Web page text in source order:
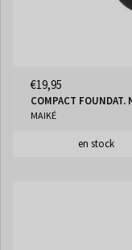
€19,95
COMPACT FOUNDAT.
MAIKÉ
en stock